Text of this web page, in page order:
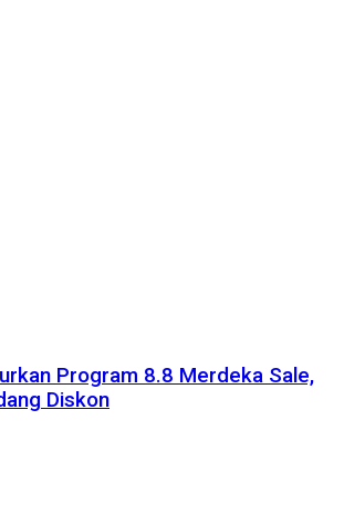
Program 8.8 Merdeka Sale,
Diskon